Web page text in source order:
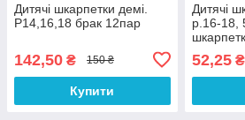
Дитячі шкарпетки демі.
Р14,16,18 брак 12пар
142,50 ₴ 150 ₴
Купити
Дитячі
р.16-18,
52,25₴